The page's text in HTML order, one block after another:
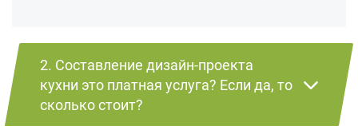
2. Составление дизайн-проекта
кухни это платная услуга? Если да, то
сколько стоит?